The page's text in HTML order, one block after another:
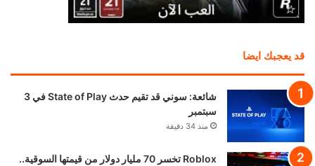
قد يعجبك ايضا
شائعة: سوني قد تقيم حدث State of Play في 3
سبتمبر
منذ 34 دقيقة
Roblox تخسر 70 مليار دولار من قيمتها السوقية..